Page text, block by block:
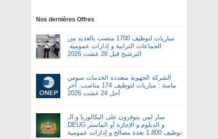
Nos dernières Offres
مباريات لتوظيف 1700 منصب بالعديد من
الجماعات الترابية و إدارات عمومية.
الترشيح قبل 28 غشت 2026
الشركة الجهوية متعددة الخدمات سوس
ماسة : مباريات لتوظيف 174 مناصب. آخر
أجل 24 غشت 2026
سار لمن يتوفرون على البكالوريا و الـ
DEUG و الدبلوم و الإجازة أو الماستر
توظيف 1.800 بعدة مصالح و إدارات عمومية